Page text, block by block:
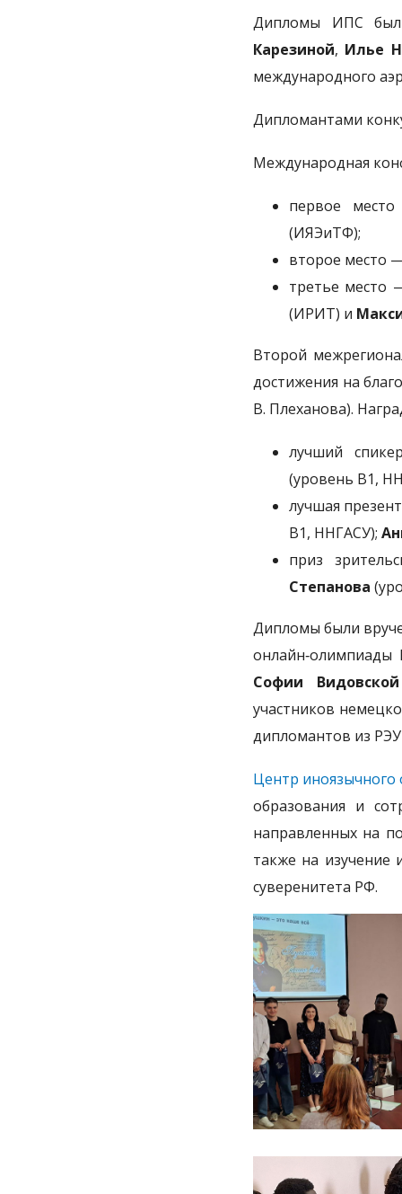
Дипломы ИПС
Карезиной, Илье
международного
Дипломантами
Международная
первое
(ИЯЭиТФ);
второе место
третье место
(ИРИТ) и
Второй
достижения на
В. Плеханова).
лучший
(уровень В1,
лучшая
В1, ННГАСУ);
приз
Степанова
Дипломы были
Софии
участников
дипломантов из
Центр иноязычного
образования и
направленных на
также на изучение
суверенитета РФ.